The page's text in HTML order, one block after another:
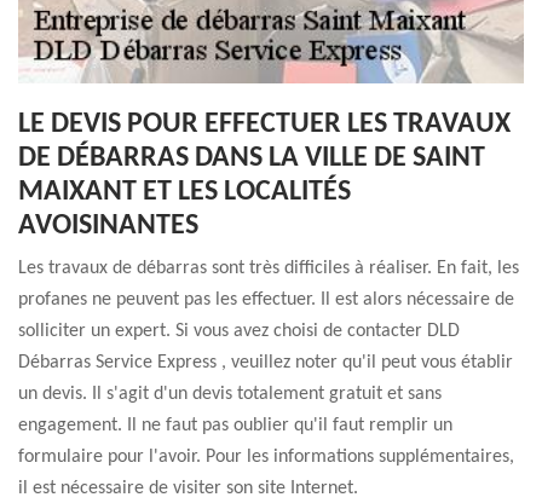
LE DEVIS POUR EFFECTUER LES TRAVAUX
DE DÉBARRAS DANS LA VILLE DE SAINT
MAIXANT ET LES LOCALITÉS
AVOISINANTES
Les travaux de débarras sont très difficiles à réaliser. En fait, les
profanes ne peuvent pas les effectuer. Il est alors nécessaire de
solliciter un expert. Si vous avez choisi de contacter DLD
Débarras Service Express , veuillez noter qu'il peut vous établir
un devis. Il s'agit d'un devis totalement gratuit et sans
engagement. Il ne faut pas oublier qu'il faut remplir un
formulaire pour l'avoir. Pour les informations supplémentaires,
il est nécessaire de visiter son site Internet.